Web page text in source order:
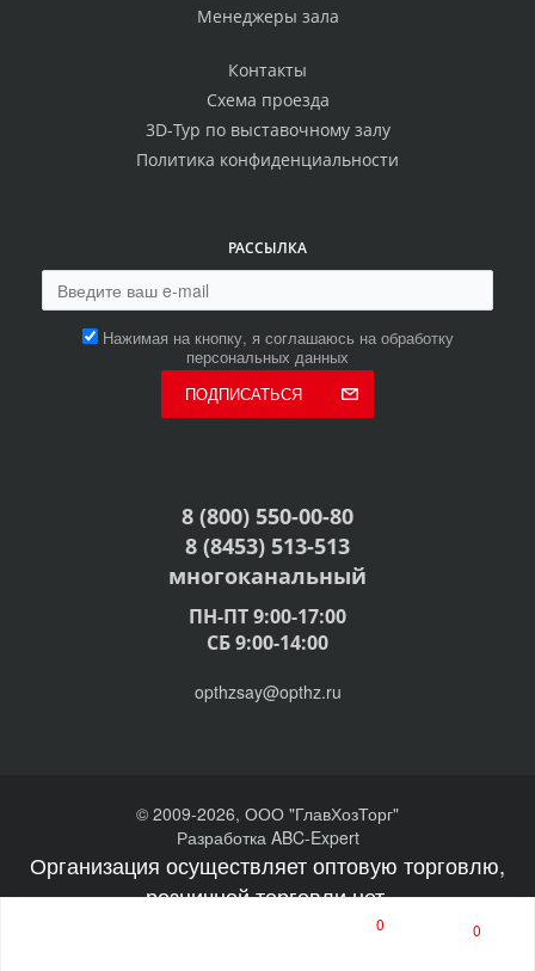
Менеджеры зала
Контакты
Схема проезда
3D-Тур по выставочному залу
Политика конфиденциальности
РАССЫЛКА
Нажимая на кнопку, я соглашаюсь на обработку
персональных данных
ПОДПИСАТЬСЯ
8 (800) 550-00-80
8 (8453) 513-513
многоканальный
ПН-ПТ 9:00-17:00
СБ 9:00-14:00
opthzsay@opthz.ru
© 2009-2026, ООО "ГлавХозТорг"
Разработка ABC-Expert
Организация осуществляет оптовую торговлю,
розничной торговли нет.
0 0